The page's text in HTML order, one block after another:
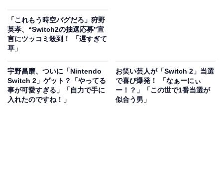
「これもう時空バグだろ」狩野
英孝、“Switch2の抽選応募”宣
言にツッコミ殺到！ 「遅すぎて
草」
宇野昌磨、ついに「Nintendo
Switch 2」ゲット？「やってる
事が可愛すぎる」「自力で手に
入れたのですね！」
お笑い芸人が「Switch 2」当選
で喜び爆発！ 「なぁーにぃ
ー！？」「この世で1番当選が
似合う男」